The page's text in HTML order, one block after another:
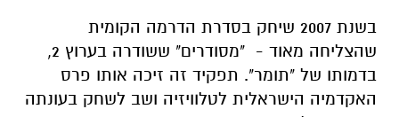
בשנת 2007 שיחק בסדרת הדרמה הקומית
שהצליחה מאוד - "מסודרים" ששודרה בערוץ 2,
בדמותו של "תומר". תפקיד זה זיכה אותו פרס
האקדמיה הישראלית לטלוויזיה ושב לשחק בעונתה